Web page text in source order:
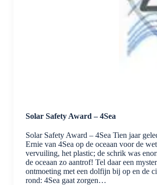
Solar Safety Award – 4Sea
Solar Safety Award – 4Sea Tien jaar
Ernie van 4Sea op de oceaan voor de
vervuiling, het plastic; de schrik was
de oceaan zo aantrof! Tel daar een
ontmoeting met een dolfijn bij op en de
rond: 4Sea gaat zorgen…